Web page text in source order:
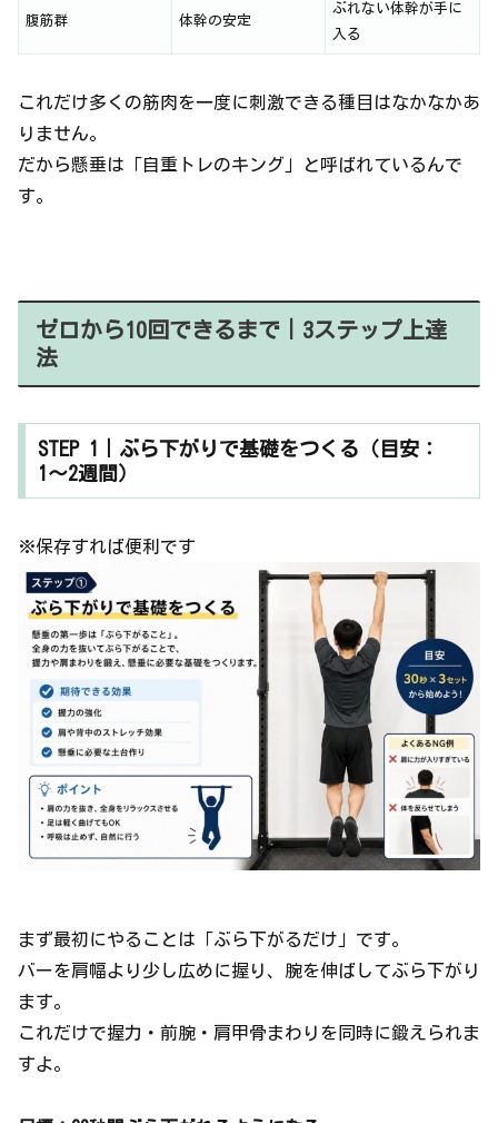
腹筋群 体幹の安定
ぶれない体幹が手に
入る
これだけ多くの筋肉を一度に刺激できる種目はなかなかあ
りません。
だから懸垂は「自重トレのキング」と呼ばれているんで
す。
ゼロから10回できるまで｜3ステップ上達
法
STEP 1｜ぶら下がりで基礎をつくる（目安：
1〜2週間）
※保存すれば便利です
まず最初にやることは「ぶら下がるだけ」です。
バーを肩幅より少し広めに握り、腕を伸ばしてぶら下がり
ます。
これだけで握力・前腕・肩甲骨まわりを同時に鍛えられま
すよ。